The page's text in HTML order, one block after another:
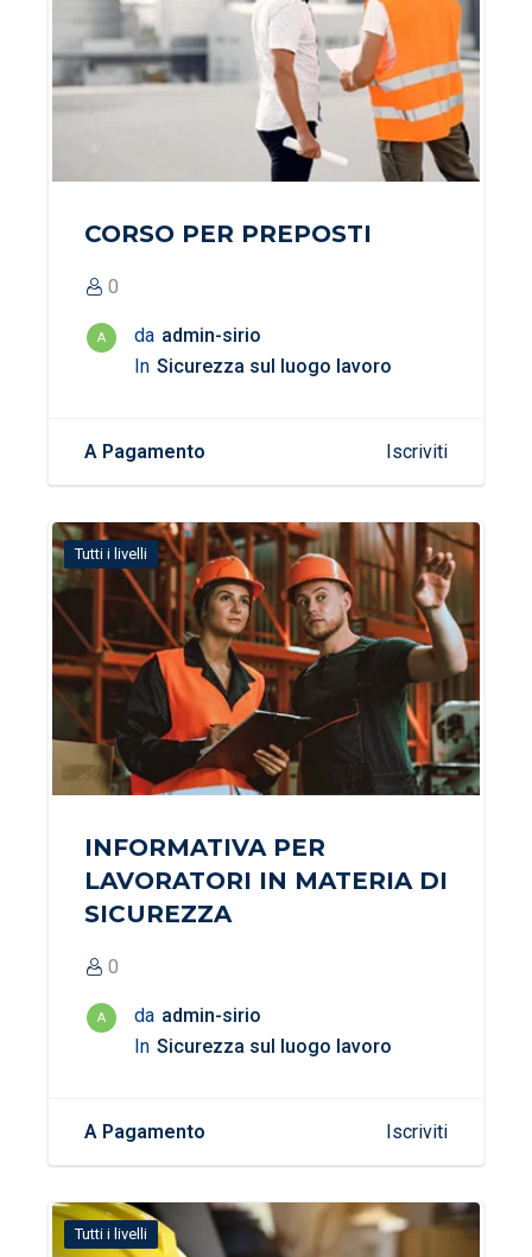
CORSO PER PREPOSTI
0
A da admin-sirio
In Sicurezza sul luogo lavoro
A Pagamento Iscriviti
Tutti i livelli
INFORMATIVA PER
LAVORATORI IN MATERIA DI
SICUREZZA
0
A da admin-sirio
In Sicurezza sul luogo lavoro
A Pagamento Iscriviti
Tutti i livelli